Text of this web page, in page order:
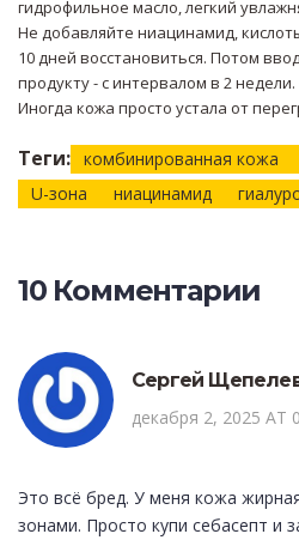
гидрофильное масло, легкий
Не добавляйте ниацинамид,
10 дней восстановиться. Потом
продукту - с интервалом в 2
Иногда кожа просто устала от
Теги: комбинированная кожа
U-зона
ниацинамид
10 Комментарии
Сергей
декабря 2, 2025 AT
Это всё бред. У меня кожа
зонами. Просто купи себасепт и